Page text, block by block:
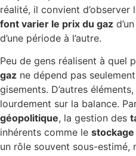
réalité, il convient d’observer
font varier le prix du gaz
d’une période à l’autre.
Peu de gens réalisent à quel
gaz ne dépend pas
gisements. D’autres
lourdement sur la balance.
géopolitique, la gestion des
inhérents comme le stockage
un rôle souvent sous-estimé,